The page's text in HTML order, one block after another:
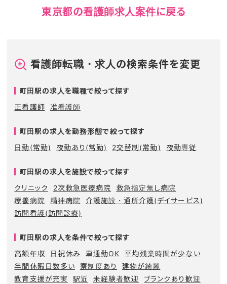
東京都の看護師求人案件に戻る
看護師転職・求人の検索条件を変更
町田駅の求人を職種で絞って探す
正看護師
准看護師
町田駅の求人を勤務形態で絞って探す
日勤(常勤)
夜勤あり(常勤) 2交替制(常勤) 夜勤専従
町田駅の求人を施設で絞って探す
クリニック
2次救急医療病院
救急指定無し病院
療養病院
精神病院
介護施設・通所介護(デイサービス)
訪問看護(訪問診療)
町田駅の求人を条件で絞って探す
高額年収
日祝休み 車通勤OK
平均残業時間が少ない
年間休暇日数多い
寮制度あり
建物が綺麗
教育支援が充実
駅近 未経験者歓迎
ブランクあり歓迎